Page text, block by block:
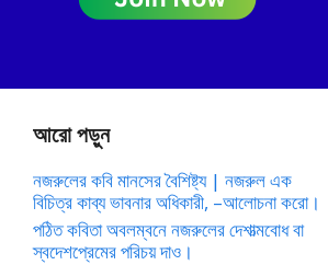
আরো পড়ুন
নজরুলের কবি মানসের বৈশিষ্ট্য | নজরুল এক
বিচিত্র কাব্য ভাবনার অধিকারী, –আলোচনা করো।
পঠিত কবিতা অবলম্বনে নজরুলের দেশাত্মবোধ বা
স্বদেশপ্রেমের পরিচয় দাও।